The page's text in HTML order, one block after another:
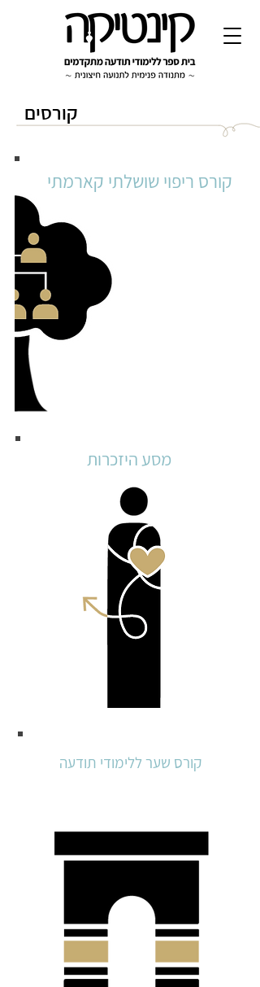
קורסים
קורס ריפוי שושלתי קארמתי
מסע היזכרות
קורס שער ללימודי תודעה